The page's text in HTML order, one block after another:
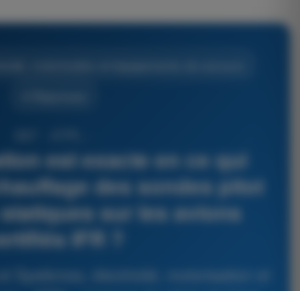
est exacte en ce qui
des sondes pitot
sur les avions
IFR ?